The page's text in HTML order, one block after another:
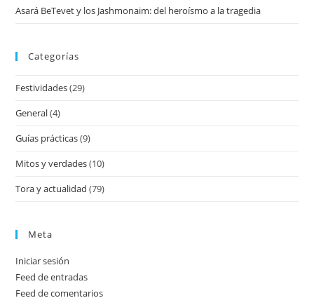
Asará BeTevet y los Jashmonaim: del heroísmo a la tragedia
Categorías
Festividades(29)
General(4)
Guías prácticas(9)
Mitos y verdades(10)
Tora y actualidad (79)
Meta
Iniciar sesión
Feed de entradas
Feed de comentarios